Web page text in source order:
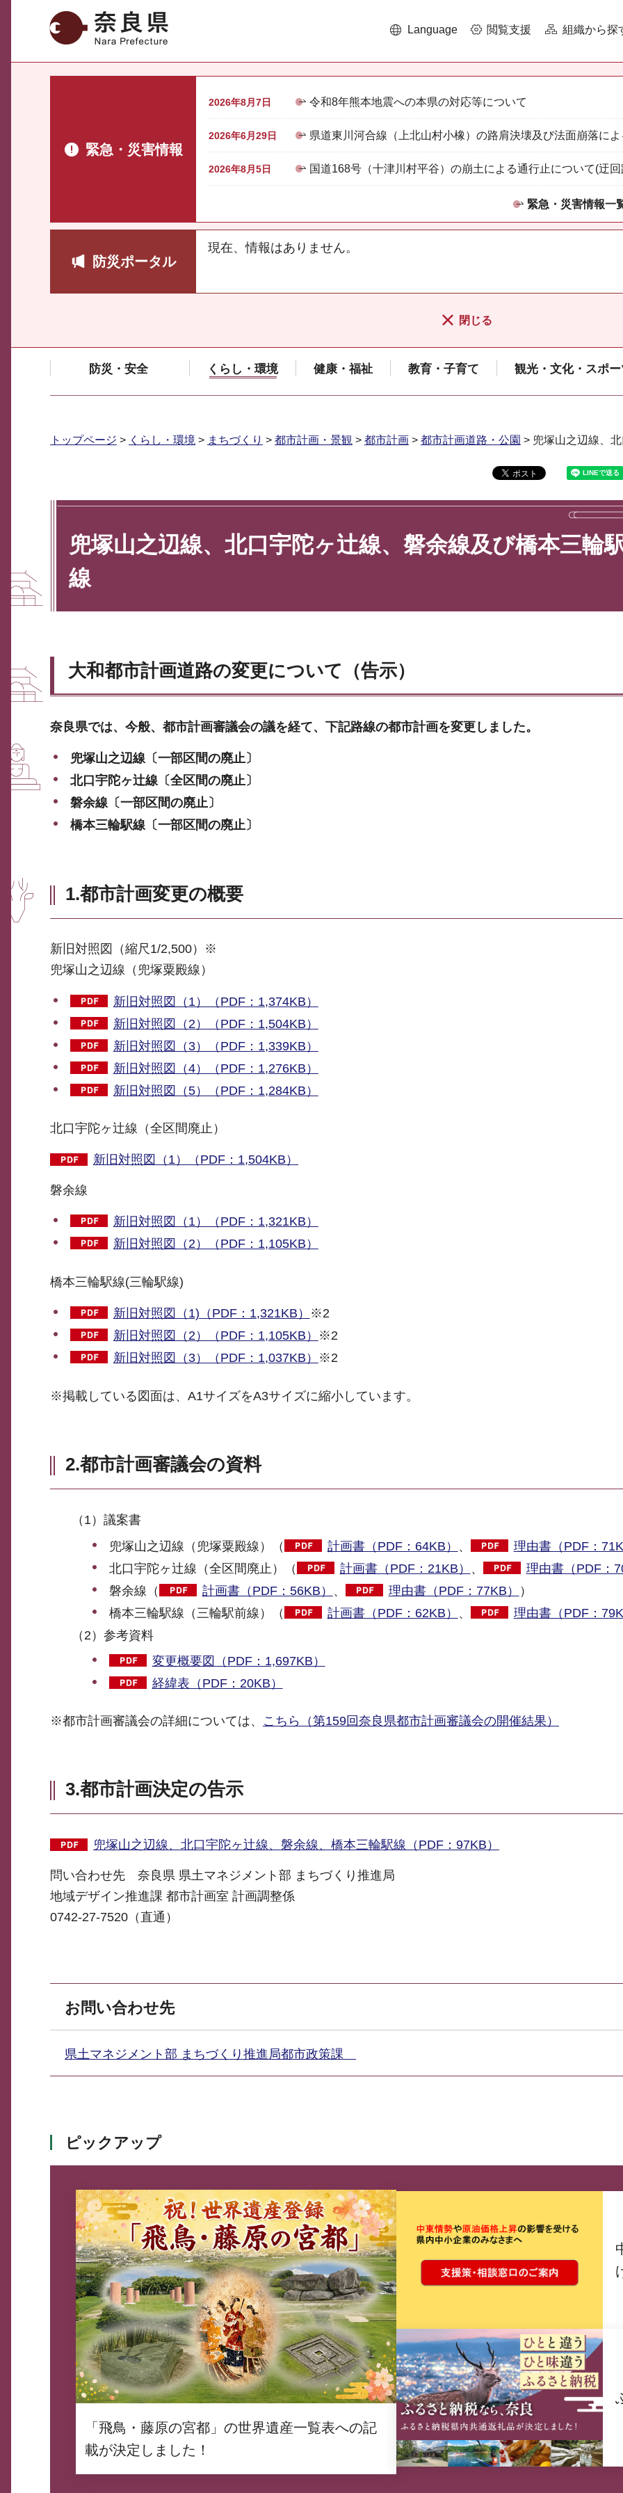
奈良県 Language 閲覧支援 組織から探
緊急・災害情報
2026年8月7日 令和8年熊本地震への本県の対応等について
2026年6月29日 県道東川河合線（上北山村小橡）の路肩決壊及び法面崩落に
2026年8月5日 国道168号（十津川村平谷）の崩土による通行止について(迂
緊急・災害情報一
防災ポータル
現在、情報はありません。
閉じる
防災・安全 くらし・環境 健康・福祉 教育・子育て 観光・文化・スポー
トップページ > くらし・環境 > まちづくり > 都市計画・景観 > 都市計画 > 都市計画道路・公園 > 兜塚山之辺線、
兜塚山之辺線、北口宇陀ヶ辻線、磐余線及び橋本三輪
線
大和都市計画道路の変更について（告示）
奈良県では、今般、都市計画審議会の議を経て、下記路線の都市計画を変更しました。
兜塚山之辺線〔一部区間の廃止〕
北口宇陀ヶ辻線〔全区間の廃止〕
磐余線〔一部区間の廃止〕
橋本三輪駅線〔一部区間の廃止〕
1.都市計画変更の概要
新旧対照図（縮尺1/2,500）※
兜塚山之辺線（兜塚粟殿線）
新旧対照図（1）（PDF：1,374KB）
新旧対照図（2）（PDF：1,504KB）
新旧対照図（3）（PDF：1,339KB）
新旧対照図（4）（PDF：1,276KB）
新旧対照図（5）（PDF：1,284KB）
北口宇陀ヶ辻線（全区間廃止）
新旧対照図（1）（PDF：1,504KB）
磐余線
新旧対照図（1）（PDF：1,321KB）
新旧対照図（2）（PDF：1,105KB）
橋本三輪駅線(三輪駅線)
新旧対照図（1)（PDF：1,321KB）
※2
新旧対照図（2）（PDF：1,105KB）
※2
新旧対照図（3）（PDF：1,037KB）
※2
※掲載している図面は、A1サイズをA3サイズに縮小しています。
2.都市計画審議会の資料
（1）議案書
兜塚山之辺線（兜塚粟殿線）（
計画書（PDF：64KB） 、 理由書（PDF：
北口宇陀ヶ辻線（全区間廃止）（
計画書（PDF：21KB） 、 理由書（PDF：
磐余線（
計画書（PDF：56KB） 、 理由書（PDF：77KB）
）
橋本三輪駅線（三輪駅前線）（
計画書（PDF：62KB） 、 理由書（PDF：
（2）参考資料
変更概要図（PDF：1,697KB）
経緯表（PDF：20KB）
※都市計画審議会の詳細については、 こちら（第159回奈良県都市計画審議会の開催結果）
3.都市計画決定の告示
兜塚山之辺線、北口宇陀ヶ辻線、磐余線、橋本三輪駅線（PDF：97KB）
問い合わせ先 奈良県 県土マネジメント部 まちづくり推進局
地域デザイン推進課 都市計画室 計画調整係
0742-27-7520（直通）
お問い合わせ先
県土マネジメント部 まちづくり推進局都市政策課
ピックアップ
「飛鳥・藤原の宮都」の世界遺産一覧表への記
載が決定しました！